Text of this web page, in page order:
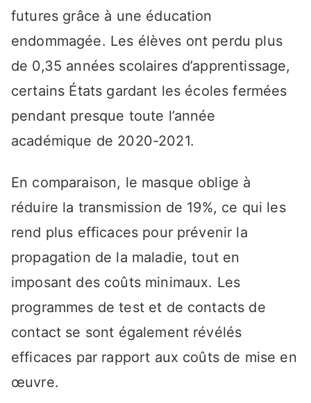
futures grâce à une éducation
endommagée. Les élèves ont perdu plus
de 0,35 années scolaires d’apprentissage,
certains États gardant les écoles fermées
pendant presque toute l’année
académique de 2020-2021.
En comparaison, le masque oblige à
réduire la transmission de 19%, ce qui les
rend plus efficaces pour prévenir la
propagation de la maladie, tout en
imposant des coûts minimaux. Les
programmes de test et de contacts de
contact se sont également révélés
efficaces par rapport aux coûts de mise en
œuvre.